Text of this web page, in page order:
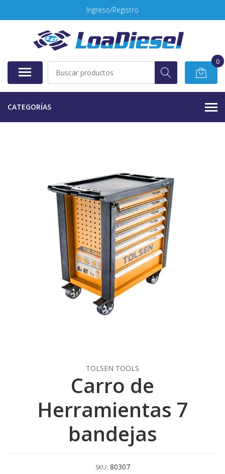
Ingreso/Registro
0
CATEGORÍAS
TOLSEN TOOLS
Carro de
Herramientas 7
bandejas
SKU: 80307